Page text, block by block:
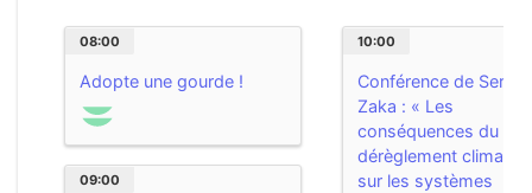
08:00
Adopte une gourde !
09:00
10:00
Conférence de Serge
Zaka : « Les
conséquences du
dérèglement
sur les systèmes